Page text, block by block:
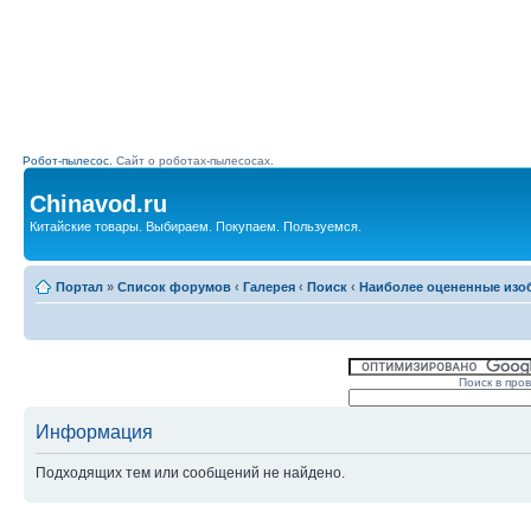
Робот-пылесос. Сайт о роботах-пылесосах.
Chinavod.ru
Китайские товары. Выбираем. Покупаем. Пользуемся.
Портал » Список форумов ‹ Галерея ‹ Поиск ‹ Наиболее оцененные
Поиск в
Информация
Подходящих тем или сообщений не найдено.